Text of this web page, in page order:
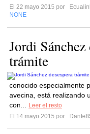
El 22 mayo 2015 por
NONE
Jordi Sánchez
trámite
conocido especialmente
avecina, está realizando
con...
Leer el resto
El 14 mayo 2015 por